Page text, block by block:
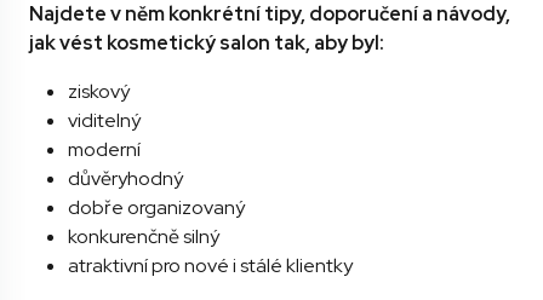
Najdete v něm konkrétní tipy, doporučení a návody,
jak vést kosmetický salon tak, aby byl:
ziskový
viditelný
moderní
důvěryhodný
dobře organizovaný
konkurenčně silný
atraktivní pro nové i stálé klientky